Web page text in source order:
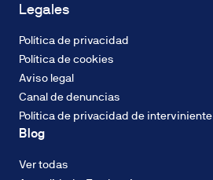
Legales
Política de privacidad
Política de cookies
Aviso legal
Canal de denuncias
Política de privacidad de interviniente
Blog
Ver todas